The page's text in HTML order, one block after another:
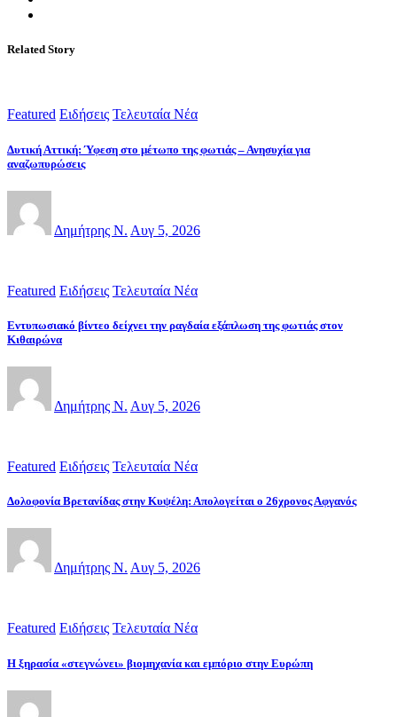
Related Story
Featured Ειδήσεις Τελευταία Νέα
Δυτική Αττική: Ύφεση στο μέτωπο της φωτιάς – Ανησυχία για
αναζωπυρώσεις
Δημήτρης Ν. Αυγ 5, 2026
Featured Ειδήσεις Τελευταία Νέα
Εντυπωσιακό βίντεο δείχνει την ραγδαία εξάπλωση της φωτιάς στον
Κιθαιρώνα
Δημήτρης Ν. Αυγ 5, 2026
Featured Ειδήσεις Τελευταία Νέα
Δολοφονία Βρετανίδας στην Κυψέλη: Απολογείται ο 26χρονος Αφγανός
Δημήτρης Ν. Αυγ 5, 2026
Featured Ειδήσεις Τελευταία Νέα
Η ξηρασία «στεγνώνει» βιομηχανία και εμπόριο στην Ευρώπη